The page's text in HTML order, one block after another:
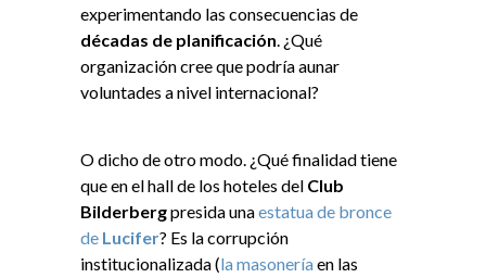
experimentando las consecuencias de
décadas de planificación. ¿Qué
organización cree que podría aunar
voluntades a nivel internacional?
O dicho de otro modo. ¿Qué finalidad tiene
que en el hall de los hoteles del Club
Bilderbergpresida unaestatua de bronce
de Lucifer? Es la corrupción
institucionalizada (la masoneríaen las